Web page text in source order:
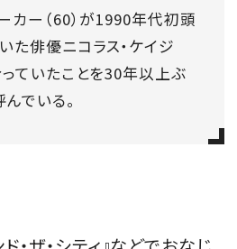
カー（60）が1990年代初頭
た俳優ニコラス・ケイジ
っていたことを30年以上ぶ
でいる。